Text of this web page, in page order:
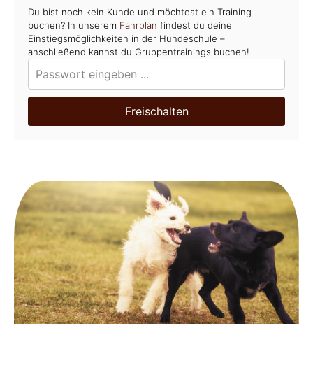
Du bist noch kein Kunde und möchtest ein Training
buchen? In unserem Fahrplan findest du deine
Einstiegsmöglichkeiten in der Hundeschule –
anschließend kannst du Gruppentrainings buchen!
Freischalten